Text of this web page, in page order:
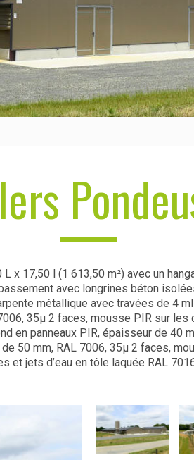
x 17,50 l (1 613,50 m²) avec un
avec longrines béton
métallique avec travées de 4 ml
35µ 2 faces, mousse PIR sur
en panneaux PIR, épaisseur de 40
50 mm, RAL 7006, 35µ 2 faces,
et jets d’eau en tôle laquée RAL